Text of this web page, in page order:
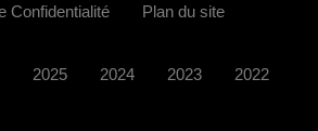
Confidentialité Plan du site
2025 2024 2023 2022